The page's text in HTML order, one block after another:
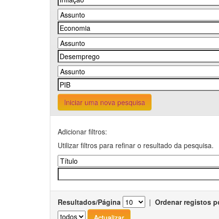
Iniciar uma nova pesquisa
Adicionar filtros:
Utilizar filtros para refinar o resultado da pesquisa.
Resultados/Página | Ordenar registos